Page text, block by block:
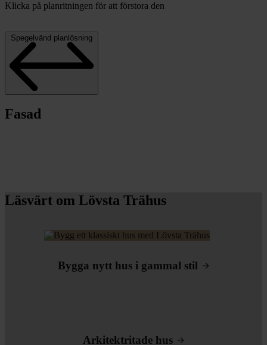
Klicka på planritningen för att förstora den
Spegelvänd planlösning
Fasad
Läsvärt om Lövsta Trähus
Bygga nytt hus i gammal stil
Arkitektritade hus